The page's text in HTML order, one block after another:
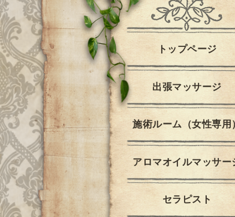
トップページ
出張マッサージ
施術ルーム（女性専用
アロマオイルマッサー
セラピスト